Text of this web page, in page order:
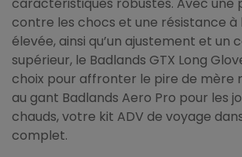
contre les chocs et une résistance à
élevée, ainsi qu’un ajustement et un
supérieur, le Badlands GTX Long
choix pour affronter le pire de mère
au gant Badlands Aero Pro pour les
chauds, votre kit ADV de voyage
complet.